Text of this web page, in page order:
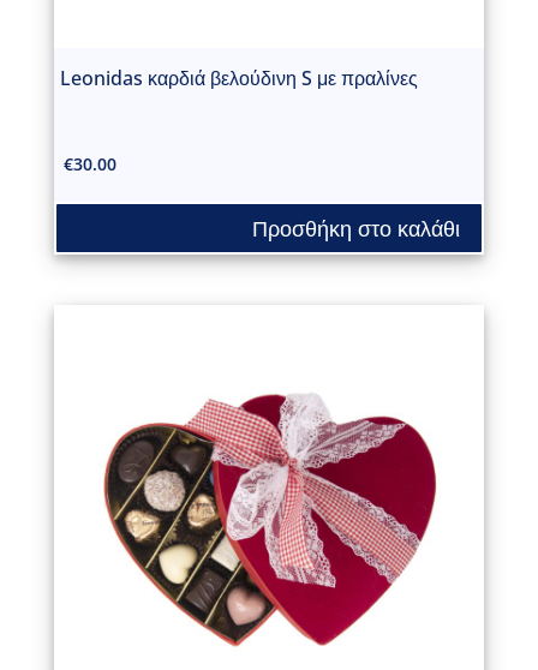
Leonidas καρδιά βελούδινη S με πραλίνες
€30.00
Προσθήκη στο καλάθι